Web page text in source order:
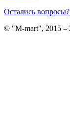
Остались вопросы?
© "M-mart", 2015 –